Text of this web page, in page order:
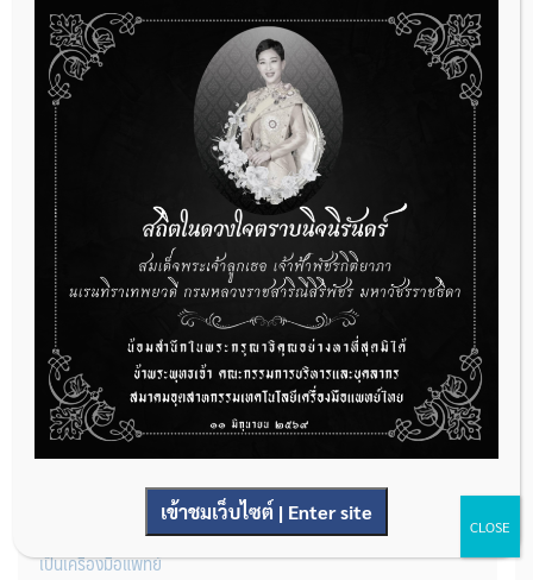
ผู้ประกอบการผลิต และ นักวิจัย ที่ต้องการขึ้นทะเบียนเครื่องมือแพทย์
ต้องทำอย่างไรบ้าง
22 กรกฎาคม 2026
กองควบคุมเครื่องมือแพทย์ เปิดรับฟังความคิดเห็นหลักการยกร่าง
กฎหมาย จำนวน 3 ฉบับ ผ่านระบบกลางทางกฎหมาย
22 กรกฎาคม 2026
การโฆษณาเครื่องมือแพทย์แบบใดที่ได้รับการยกเว้นไม่ต้องขออนุญาต
14 กรกฎาคม 2026
รู้หรือไม่? ผลิตภัณฑ์ชุดตรวจสําหรับตรวจสอบการปนเปื้อนแบบใดจัด
เป็นเครื่องมือแพทย์
เข้าชมเว็บไซต์ | Enter site
CLOSE